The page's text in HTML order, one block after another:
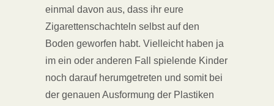
einmal davon aus, dass ihr eure
Zigarettenschachteln selbst auf den
Boden geworfen habt. Vielleicht haben ja
im ein oder anderen Fall spielende Kinder
noch darauf herumgetreten und somit bei
der genauen Ausformung der Plastiken